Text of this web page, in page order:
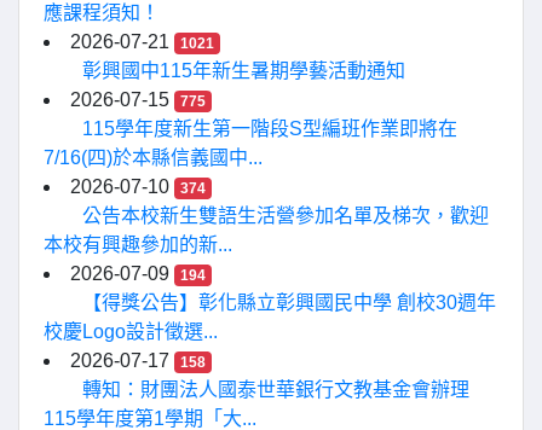
應課程須知！
2026-07-21
1021
彰興國中115年新生暑期學藝活動通知
2026-07-15
775
115學年度新生第一階段S型編班作業即將在
7/16(四)於本縣信義國中...
2026-07-10
374
公告本校新生雙語生活營參加名單及梯次，歡迎
本校有興趣參加的新...
2026-07-09
194
【得獎公告】彰化縣立彰興國民中學 創校30週年
校慶Logo設計徵選...
2026-07-17
158
轉知：財團法人國泰世華銀行文教基金會辦理
115學年度第1學期「大...